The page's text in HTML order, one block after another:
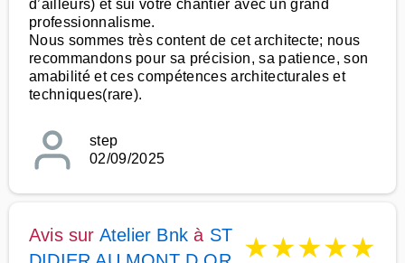
d’ailleurs) et sui votre chantier avec un grand
professionnalisme.
Nous sommes très content de cet architecte; nous
recommandons pour sa précision, sa patience, son
amabilité et ces compétences architecturales et
techniques(rare).
step
02/09/2025
Avis sur Atelier Bnk à ST
★★★★★